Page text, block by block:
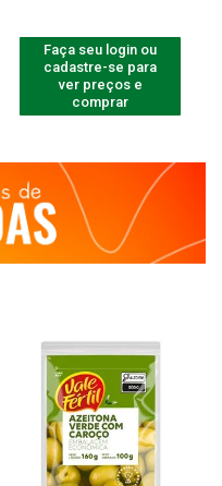
Faça seu login ou
cadastre-se para
ver preços e
comprar